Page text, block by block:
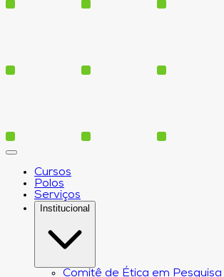
Cursos
Polos
Serviços
Institucional
Comitê de Ética em Pesquisa